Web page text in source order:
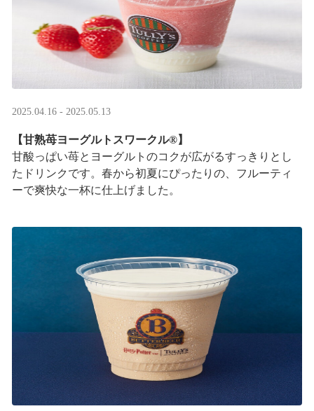
2025.04.16 - 2025.05.13
【甘熟苺ヨーグルトスワークル®】
甘酸っぱい苺とヨーグルトのコクが広がるすっきりとし
たドリンクです。春から初夏にぴったりの、フルーティ
ーで爽快な一杯に仕上げました。